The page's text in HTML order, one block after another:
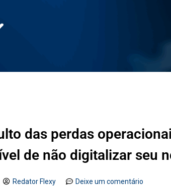
das perdas
de não digitalizar seu
Redator Flexy Deixe um comentário